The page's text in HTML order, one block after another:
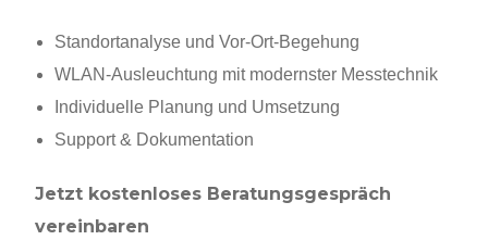
Standortanalyse und Vor-Ort-Begehung
WLAN-Ausleuchtung mit modernster Messtechnik
Individuelle Planung und Umsetzung
Support & Dokumentation
Jetzt kostenloses Beratungsgespräch
vereinbaren